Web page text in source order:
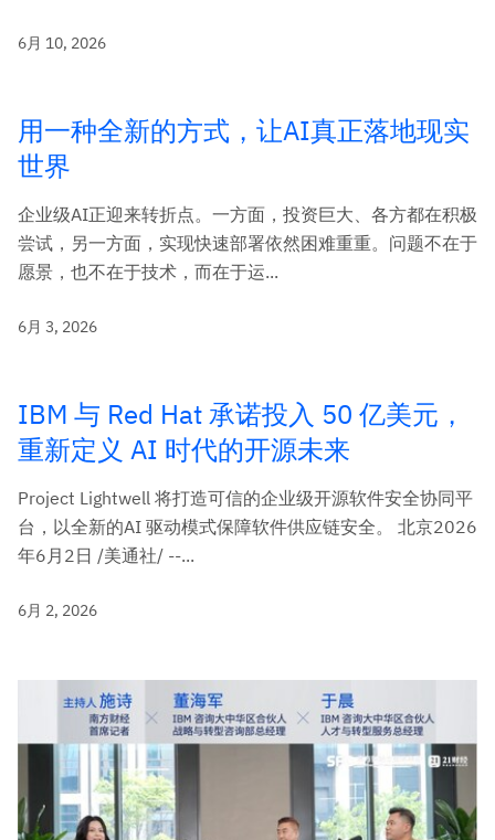
6月 10, 2026
用一种全新的方式，让AI真正落地现实
世界
企业级AI正迎来转折点。一方面，投资巨大、各方都在积极
尝试，另一方面，实现快速部署依然困难重重。问题不在于
愿景，也不在于技术，而在于运...
6月 3, 2026
IBM 与 Red Hat 承诺投入 50 亿美元，
重新定义 AI 时代的开源未来
Project Lightwell 将打造可信的企业级开源软件安全协同平
台，以全新的AI 驱动模式保障软件供应链安全。 北京2026
年6月2日 /美通社/ --...
6月 2, 2026